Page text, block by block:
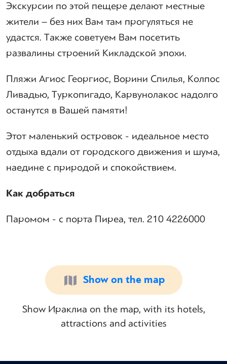
Экскурсии по этой пещере делают местные
жители – без них Вам там прогуляться не
удастся. Также советуем Вам посетить
развалины строений Кикладской эпохи.
Пляжи Агиос Георгиос, Ворини Спилья, Колпос
Ливадью, Туркопигадо, Карвунолакос надолго
останутся в Вашей памяти!
Этот маленький островок - идеальное место
отдыха вдали от городского движения и шума,
наедине с природой и спокойствием.
Как добраться
Паромом - с порта Пиреа, тел. 210 4226000
Show on the map
Show Ираклиа on the map, with its hotels,
attractions and activities